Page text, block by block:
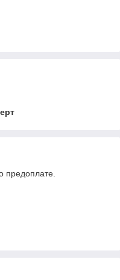
предоплате.